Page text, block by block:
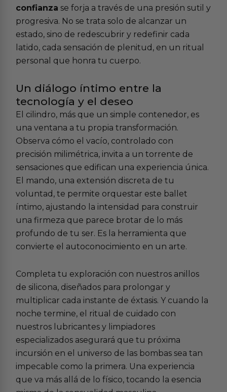
confianza se forja a través de una presión sutil y
progresiva. No se trata solo de alcanzar un
estado, sino de redescubrir y redefinir cada
latido, cada sensación de plenitud, en un ritual
personal que honra tu cuerpo.
Un diálogo íntimo entre la
tecnología y el deseo
El cilindro, más que un simple contenedor, es
una ventana a tu propia transformación.
Observa cómo el vacío, controlado con
precisión milimétrica, invita a un torrente de
sensaciones que edifican una experiencia única.
El mando, una extensión discreta de tu
voluntad, te permite orquestar este ballet
íntimo, ajustando la intensidad para construir
una firmeza que parece brotar de lo más
profundo de tu ser. Es la herramienta que
convierte el autoconocimiento en un arte.
Completa tu exploración con nuestros anillos
de silicona, diseñados para prolongar y
multiplicar cada instante de éxtasis. Y cuando la
noche termine, el ritual de cuidado con
nuestros lubricantes y limpiadores
especializados asegurará que tu próxima
incursión en el universo de las bombas sea tan
impecable como la primera. Una experiencia
que va más allá de lo físico, tocando la esencia